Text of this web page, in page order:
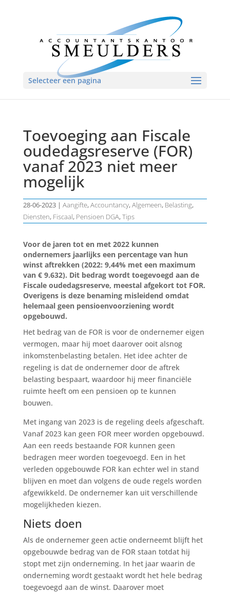
Selecteer een pagina
Toevoeging aan Fiscale
oudedagsreserve (FOR)
vanaf 2023 niet meer
mogelijk
28-06-2023| Aangifte,Accountancy,Algemeen, Belasting,
Diensten, Fiscaal, Pensioen DGA,Tips
Voor de jaren tot en met 2022 kunnen
ondernemers jaarlijks een percentage van hun
winst aftrekken (2022: 9,44% met een maximum
van € 9.632). Dit bedrag wordt toegevoegd aan de
Fiscale oudedagsreserve, meestal afgekort tot FOR.
Overigens is deze benaming misleidend omdat
helemaal geen pensioenvoorziening wordt
opgebouwd.
Het bedrag van de FOR is voor de ondernemer eigen
vermogen, maar hij moet daarover ooit alsnog
inkomstenbelasting betalen. Het idee achter de
regeling is dat de ondernemer door de aftrek
belasting bespaart, waardoor hij meer financiële
ruimte heeft om een pensioen op te kunnen
bouwen.
Met ingang van 2023 is de regeling deels afgeschaft.
Vanaf 2023 kan geen FOR meer worden opgebouwd.
Aan een reeds bestaande FOR kunnen geen
bedragen meer worden toegevoegd. Een in het
verleden opgebouwde FOR kan echter wel in stand
blijven en moet dan volgens de oude regels worden
afgewikkeld. De ondernemer kan uit verschillende
mogelijkheden kiezen.
Niets doen
Als de ondernemer geen actie onderneemt blijft het
opgebouwde bedrag van de FOR staan totdat hij
stopt met zijn onderneming. In het jaar waarin de
onderneming wordt gestaakt wordt het hele bedrag
toegevoegd aan de winst. Daarover moet